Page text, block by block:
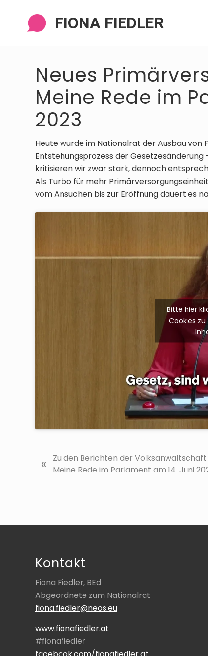
Navigation
springen
springen
Seitenspalte
springen
Fußzeile
springen
FIONA FIEDLER
Neues
Meine Rede im
2023
Heute wurde im Nationalrat der Ausbau
Entstehungsprozess der Gesetzesänderung
kritisieren wir zwar stark, dennoch
Als Turbo für mehr
vom Ansuchen bis zur Eröffnung dauert es
Bitte hier
Cookies
o
i
r
e
i
t
a
g
«
Zu den Berichten der Volksanwaltschaft
Meine Rede im Parlament am 14. Juni
Kontakt
Fiona Fiedler, BEd
Abgeordnete zum Nationalrat
fiona.fiedler@neos.eu
www.fionafiedler.at
#fionafiedler